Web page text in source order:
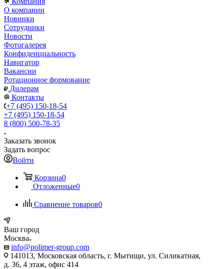
О компании
Новинки
Сотрудники
Новости
Фотогалерея
Конфиденциальность
Навигатор
Вакансии
Ротационное формование
Дилерам
Контакты
+7 (495) 150-18-54
+7 (495) 150-18-54
8 (800) 500-78-35
Заказать звонок
Задать вопрос
Войти
Корзина0
Отложенные0
Сравнение товаров0
Ваш город
Москва
info@polimer-group.com
141013, Московская область, г. Мытищи, ул. Силикатная,
д. 36, 4 этаж, офис 414